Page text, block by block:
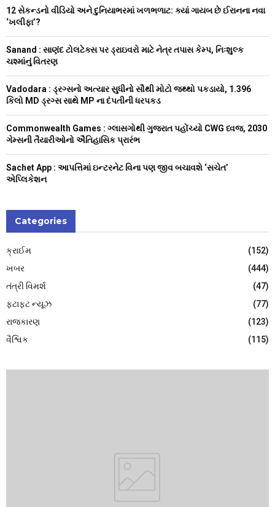
o
A
12 સેકન્ડનો વીડિયો અને દુનિયાભરમાં ખળભળાટ: ક્યાં ગાયબ છે ઈરાનના નવા
‘ખલીફા’?
Sanand : સાણંદ ટોલટેક્સ પર ડ્રાઇવરો માટે નેત્ર તપાસ કેમ્પ, નિઃશુલ્ક
ચશ્માંનું વિતરણ
Vadodara : ડ્રગ્સનો અત્યાર સુધીનો સૌથી મોટો જથ્થો પકડાયો, 1.396
કિલો MD ડ્રગ્સ સાથે MP ના દંપતીની ધરપકડ
Commonwealth Games : ગ્લાસગોથી ગુજરાત પહોંચ્યો CWG ધ્વજ, 2030
ગેમ્સની તૈયારીઓનો ઐતિહાસિક પ્રારંભ
Sachet App : આપત્તિમાં ઇન્ટરનેટ વિના પણ જીવ બચાવશે ‘સચેત’
એપ્લિકેશન
Categories
ક્રાઈમ
(152)
ખબર
(444)
તંત્રી વિમર્શ
(47)
ફટાફટ ન્યૂઝ
(77)
રાજકારણ
(123)
વૈશ્વિક
(115)